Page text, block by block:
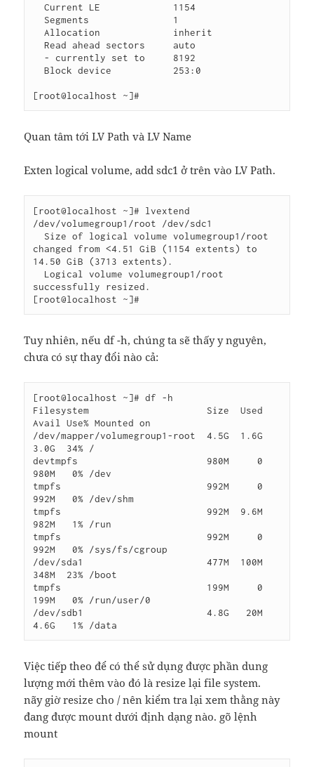
  Current LE             1154
  Allocation             inherit
  Read ahead sectors     auto
  Block device           253:0
Quan tâm tới LV Path và LV Name
Exten logical volume, add sdc1 ở trên vào LV Path.
[root@localhost ~]# lvextend
/dev/volumegroup1/root /dev/sdc1
changed from <4.51 GiB (1154 extents) to
14.50 GiB (3713 extents).
successfully resized.
Tuy nhiên, nếu df -h, chúng ta sẽ thấy y nguyên,
chưa có sự thay đổi nào cả:
[root@localhost ~]# df -h
Filesystem                     Size  Used
Avail Use% Mounted on
/dev/mapper/volumegroup1-root  4.5G  1.6G
3.0G  34% /
devtmpfs                       980M     0
980M   0% /dev
tmpfs                          992M     0
992M   0% /dev/shm
tmpfs                          992M  9.6M
982M   1% /run
tmpfs                          992M     0
992M   0% /sys/fs/cgroup
/dev/sda1                      477M  100M
348M  23% /boot
tmpfs                          199M     0
199M   0% /run/user/0
/dev/sdb1                      4.8G   20M
Việc tiếp theo để có thể sử dụng được phần dung
lượng mới thêm vào đó là resize lại file system.
nãy giờ resize cho / nên kiểm tra lại xem thằng này
đang được mount dưới định dạng nào. gõ lệnh
mount